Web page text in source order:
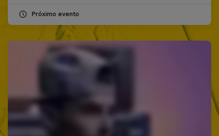
Próximo evento